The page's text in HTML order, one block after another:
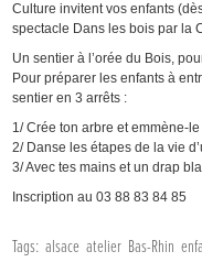
Culture invitent vos enfants
spectacle Dans les bois par la
Un sentier à l’orée du Bois,
Pour préparer les enfants à
sentier en 3 arrêts :
1/ Crée ton arbre et emmène-
2/ Danse les étapes de la vie
3/ Avec tes mains et un drap
Inscription au 03 88 83 84 85
Tags: alsace atelier Bas-Rhin